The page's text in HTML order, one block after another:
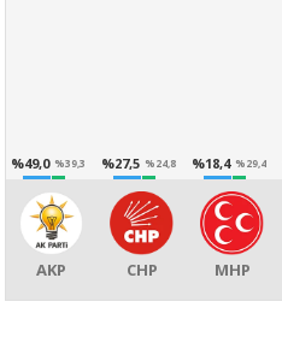
%49,0 %39,3
AKP
%27,5 %24,8
CHP
%18,4 %29,4
MHP